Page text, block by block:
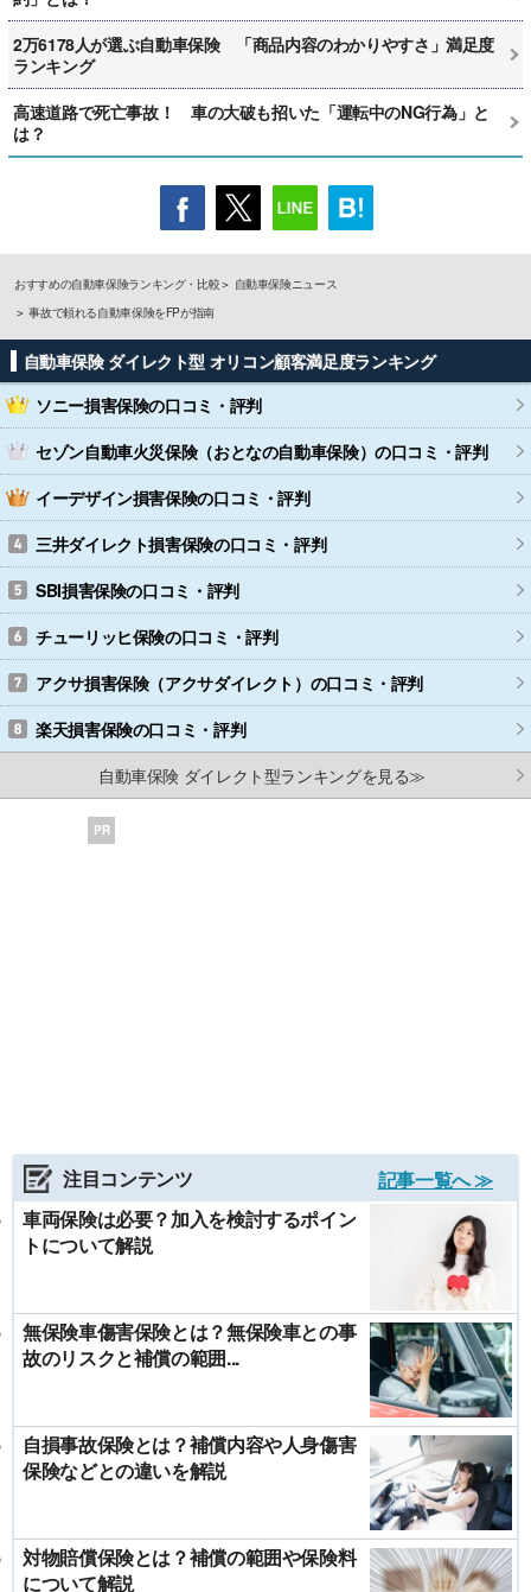
2万6178人が選ぶ自動車保険 「商品内容のわかりやすさ」満足度
ランキング
高速道路で死亡事故！ 車の大破も招いた「運転中のNG行為」と
は？
おすすめの自動車保険ランキング・比較
自動車保険ニュース
事故で頼れる自動車保険をFPが指南
自動車保険 ダイレクト型 オリコン顧客満足度ランキング
ソニー損害保険の口コミ・評判
セゾン自動車火災保険（おとなの自動車保険）の口コミ・評判
イーデザイン損害保険の口コミ・評判
三井ダイレクト損害保険の口コミ・評判
SBI損害保険の口コミ・評判
チューリッヒ保険の口コミ・評判
アクサ損害保険（アクサダイレクト） の口コミ・評判
楽天損害保険の口コミ・評判
自動車保険 ダイレクト型ランキングを見る≫
PR
注目コンテンツ
記事一覧へ ≫
車両保険は必要？加入を検討するポイン
トについて解説
無保険車傷害保険とは？無保険車との事
故のリスクと補償の範囲...
自損事故保険とは？補償内容や人身傷害
保険などとの違いを解説
対物賠償保険とは？補償の範囲や保険料
について解説